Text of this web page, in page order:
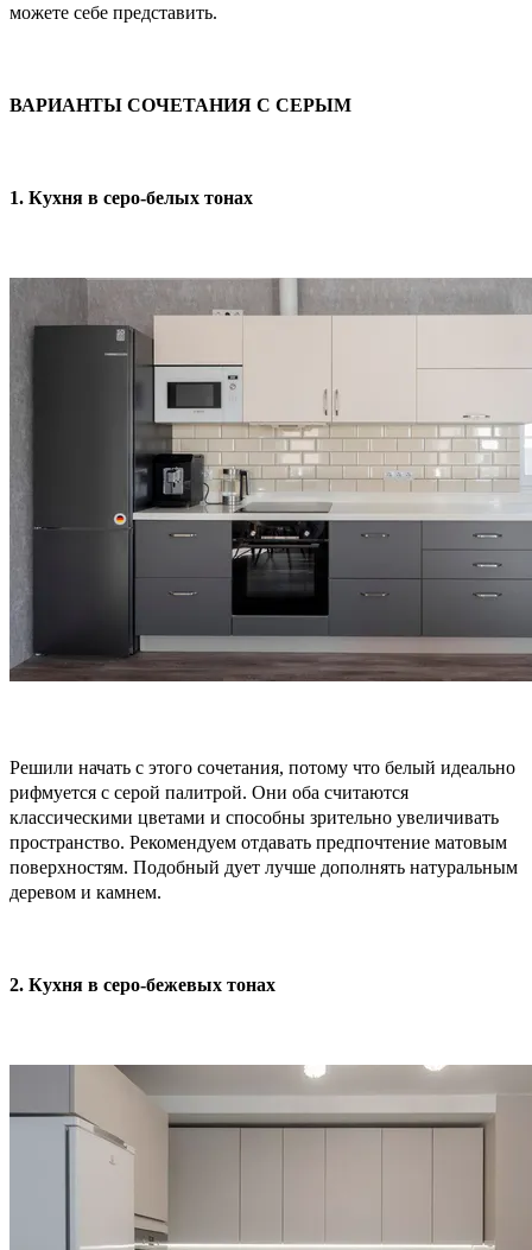
можете себе представить.
ВАРИАНТЫ СОЧЕТАНИЯ С СЕРЫМ
1. Кухня в серо-белых тонах
Решили начать с этого сочетания, потому что белый идеально
рифмуется с серой палитрой. Они оба считаются
классическими цветами и способны зрительно увеличивать
пространство. Рекомендуем отдавать предпочтение матовым
поверхностям. Подобный дует лучше дополнять натуральным
деревом и камнем.
2. Кухня в серо-бежевых тонах